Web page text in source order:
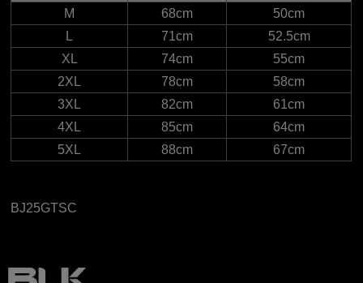
M
68cm
50cm
L
71cm
52.5cm
XL
74cm
55cm
2XL
78cm
58cm
3XL
82cm
61cm
4XL
85cm
64cm
5XL
88cm 67cm
BJ25GTSC